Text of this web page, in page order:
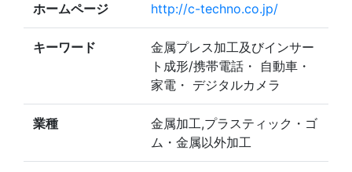
ホームページ http://c-techno.co.jp/
キーワード
金属プレス加工及びインサー
ト成形/携帯電話・ 自動車・
家電・ デジタルカメラ
業種
金属加工,プラスティック・ゴ
ム・金属以外加工